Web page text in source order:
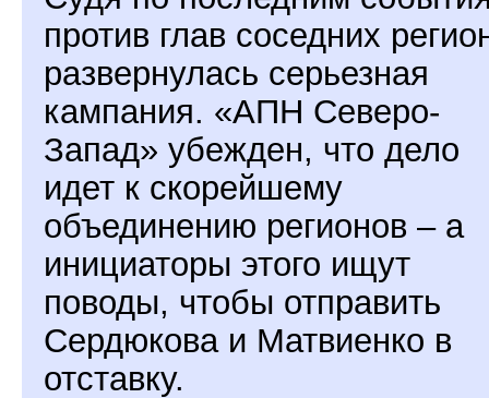
против глав соседних
развернулась серьезная
кампания. «АПН Северо-
Запад» убежден, что дело
идет к скорейшему
объединению регионов – а
инициаторы этого ищут
поводы, чтобы отправить
Сердюкова и Матвиенко в
отставку.